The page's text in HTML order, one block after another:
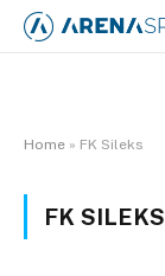
Home » FK Sileks
FK SILEKS